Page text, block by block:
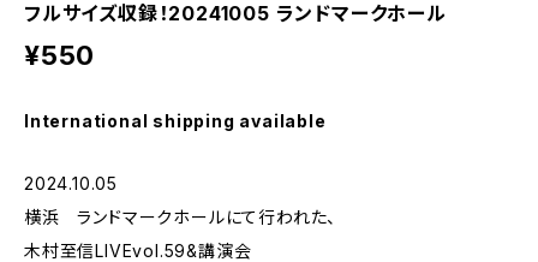
フルサイズ収録！20241005 ランドマークホール
¥550
International shipping available
2024.10.05
横浜 ランドマークホールにて行われた、
木村至信LIVEvol.59&講演会